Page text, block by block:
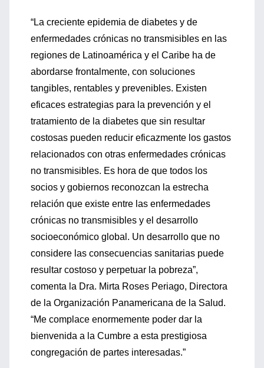
“La creciente epidemia de diabetes y de
enfermedades crónicas no transmisibles en las
regiones de Latinoamérica y el Caribe ha de
abordarse frontalmente, con soluciones
tangibles, rentables y prevenibles. Existen
eficaces estrategias para la prevención y el
tratamiento de la diabetes que sin resultar
costosas pueden reducir eficazmente los gastos
relacionados con otras enfermedades crónicas
no transmisibles. Es hora de que todos los
socios y gobiernos reconozcan la estrecha
relación que existe entre las enfermedades
crónicas no transmisibles y el desarrollo
socioeconómico global. Un desarrollo que no
considere las consecuencias sanitarias puede
resultar costoso y perpetuar la pobreza”,
comenta la Dra. Mirta Roses Periago, Directora
de la Organización Panamericana de la Salud.
“Me complace enormemente poder dar la
bienvenida a la Cumbre a esta prestigiosa
congregación de partes interesadas.”